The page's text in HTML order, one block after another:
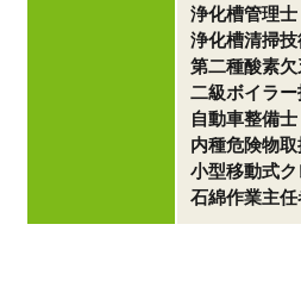
浄化槽管理士
浄化槽清掃技
第二種酸素
二級ボイラ
自動車整備士
内種危険物
小型移動式
石綿作業主任